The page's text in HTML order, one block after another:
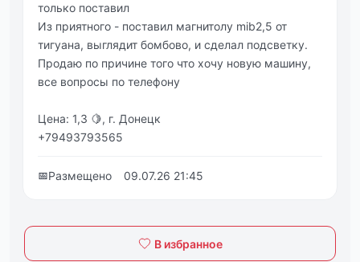
только поставил
Из приятного - поставил магнитолу mib2,5 от
тигуана, выглядит бомбово, и сделал подсветку.
Продаю по причине того что хочу новую машину,
все вопросы по телефону
Цена: 1,3 🍋, г. Донецк
+79493793565
📅Размещено 09.07.26 21:45
В избранное